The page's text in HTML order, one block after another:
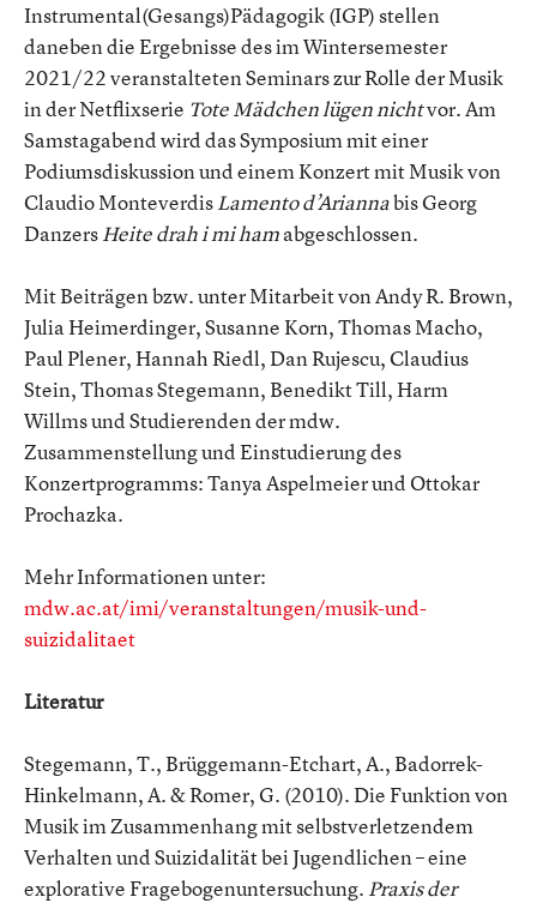
Instrumental(Gesangs)Pädagogik (IGP) stellen
daneben die Ergebnisse des im Wintersemester
2021/22 veranstalteten Seminars zur Rolle der Musik
in der Netflixserie Tote Mädchen lügen nichtvor. Am
Samstagabend wird das Symposium mit einer
Podiumsdiskussion und einem Konzert mit Musik von
Claudio MonteverdisLamento d’Ariannabis Georg
DanzersHeite drah i mi hamabgeschlossen.
Mit Beiträgen bzw. unter Mitarbeit von Andy R. Brown,
Julia Heimerdinger, Susanne Korn, Thomas Macho,
Paul Plener, Hannah Riedl, Dan Rujescu, Claudius
Stein, Thomas Stegemann, Benedikt Till, Harm
Willms und Studierenden der mdw.
Zusammenstellung und Einstudierung des
Konzertprogramms: Tanya Aspelmeier und Ottokar
Prochazka.
Mehr Informationen unter:
mdw.ac.at/imi/veranstaltungen/musik-und-
suizidalitaet
Literatur
Stegemann, T., Brüggemann-Etchart, A., Badorrek-
Hinkelmann, A. & Romer, G. (2010). Die Funktion von
Musik im Zusammenhang mit selbstverletzendem
Verhalten und Suizidalität bei Jugendlichen – eine
explorative Fragebogenuntersuchung. Praxis der